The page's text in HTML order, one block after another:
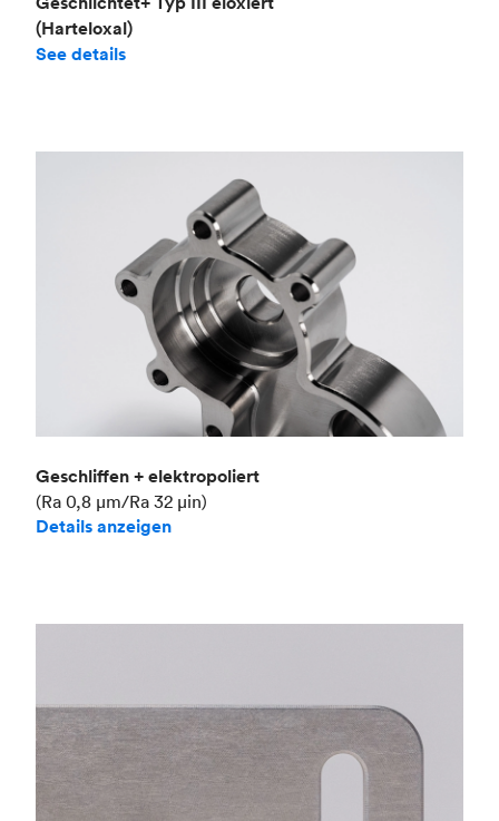
(Harteloxal)
See details
Geschliffen + elektropoliert
(Ra 0,8 μm/Ra 32 μin)
Details anzeigen